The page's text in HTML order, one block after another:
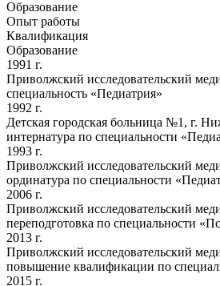
Образование
Опыт работы
Квалификация
Образование
1991 г.
Приволжский исследовательский
специальность «Педиатрия»
1992 г.
Детская городская больница №1, г.
интернатура по специальности
1993 г.
Приволжский исследовательский
ординатура по специальности
2006 г.
Приволжский исследовательский
переподготовка по специальности
2013 г.
Приволжский исследовательский
повышение квалификации по
2015 г.